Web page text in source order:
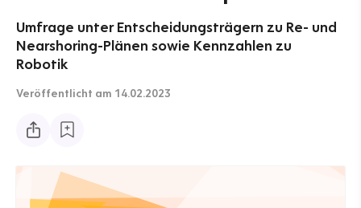
Umfrage unter Entscheidungsträgern zu Re- und
Nearshoring-Plänen sowie Kennzahlen zu
Robotik
Veröffentlicht am 14.02.2023